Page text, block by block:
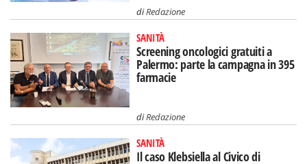
diRedazione
SANITÀ
Screening oncologici gratuiti a
Palermo: parte la campagna in 395
farmacie
diRedazione
SANITÀ
Il caso Klebsiella al Civico di